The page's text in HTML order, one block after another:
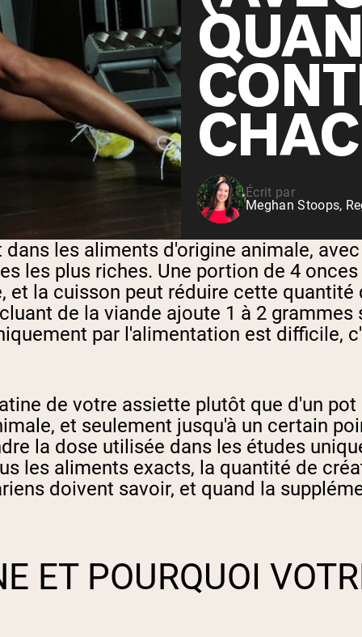
Whey de vache nourrie à
Shop All Protéines En Poudre
Écrit par
Meghan Stoops,
les aliments d'origine animale,
les plus riches. Une portion de 4
la cuisson peut réduire cette
de la viande ajoute 1 à 2
par l'alimentation est difficile,
de votre assiette plutôt que d'un
et seulement jusqu'à un certain
la dose utilisée dans les études
les aliments exacts, la quantité de
doivent savoir, et quand la
ET POURQUOI